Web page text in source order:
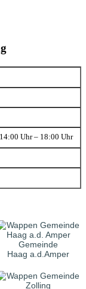
14:00 Uhr – 18:00 Uhr
Gemeinde
Haag a.d.Amper